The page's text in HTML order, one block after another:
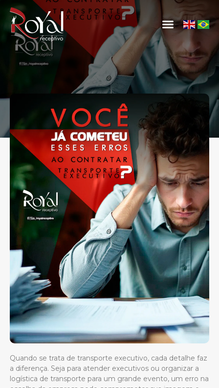
Quando se trata de transporte executivo, cada detalhe faz
a diferença. Seja para atender executivos ou organizar a
logística de transporte para um grande evento, um erro na